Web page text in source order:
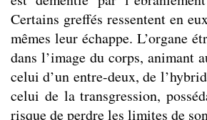
Certains greffés ressentent en
mêmes leur échappe. L’organe
dans l’image du corps, animant
celui d’un entre-deux, de
celui de la transgression,
risque de perdre les limites de